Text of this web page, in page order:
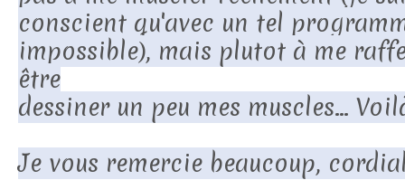
conscient qu'avec un tel
impossible), mais plutot à me
être
dessiner un peu mes muscles...
Je vous remercie beaucoup,